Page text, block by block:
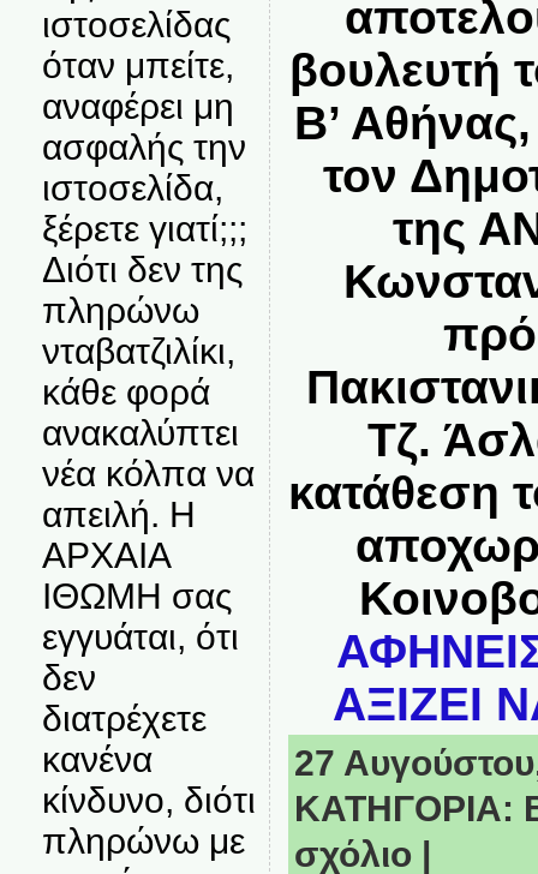
ιστοσελίδας
όταν μπείτε,
αναφέρει μη
ασφαλής την
ιστοσελίδα,
ξέρετε γιατί;;;
Διότι δεν της
πληρώνω
νταβατζιλίκι,
κάθε φορά
ανακαλύπτει
νέα κόλπα να
απειλή. Η
ΑΡΧΑΙΑ
ΙΘΩΜΗ σας
εγγυάται, ότι
δεν
διατρέχετε
κανένα
κίνδυνο, διότι
πληρώνω με
βουλευτή
Β’
τον
της
Τζ.
κατάθεση
ΑΞΙΖΕΙ
27
ΚΑΤΗΓΟΡΙΑ:
σχόλιο